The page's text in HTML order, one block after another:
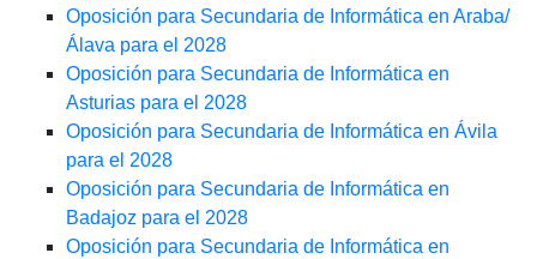
Oposición para Secundaria de Informática en Araba/
Álava para el 2028
Oposición para Secundaria de Informática en
Asturias para el 2028
Oposición para Secundaria de Informática en Ávila
para el 2028
Oposición para Secundaria de Informática en
Badajoz para el 2028
Oposición para Secundaria de Informática en